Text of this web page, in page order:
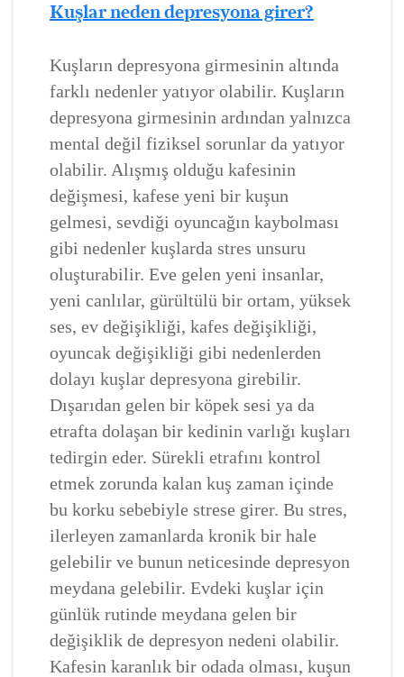
Kuşlar neden depresyona girer?
Kuşların depresyona girmesinin altında
farklı nedenler yatıyor olabilir. Kuşların
depresyona girmesinin ardından yalnızca
mental değil fiziksel sorunlar da yatıyor
olabilir. Alışmış olduğu kafesinin
değişmesi, kafese yeni bir kuşun
gelmesi, sevdiği oyuncağın kaybolması
gibi nedenler kuşlarda stres unsuru
oluşturabilir. Eve gelen yeni insanlar,
yeni canlılar, gürültülü bir ortam, yüksek
ses, ev değişikliği, kafes değişikliği,
oyuncak değişikliği gibi nedenlerden
dolayı kuşlar depresyona girebilir.
Dışarıdan gelen bir köpek sesi ya da
etrafta dolaşan bir kedinin varlığı kuşları
tedirgin eder. Sürekli etrafını kontrol
etmek zorunda kalan kuş zaman içinde
bu korku sebebiyle strese girer. Bu stres,
ilerleyen zamanlarda kronik bir hale
gelebilir ve bunun neticesinde depresyon
meydana gelebilir. Evdeki kuşlar için
günlük rutinde meydana gelen bir
değişiklik de depresyon nedeni olabilir.
Kafesin karanlık bir odada olması, kuşun